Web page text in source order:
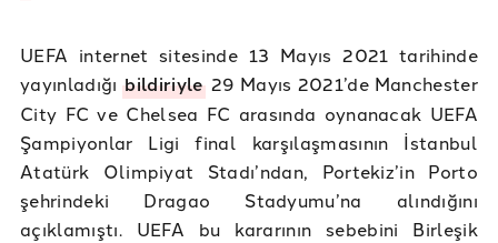
UEFA internet sitesinde 13 Mayıs 2021 tarihinde
yayınladığıbildiriyle29 Mayıs 2021’de Manchester
City FC ve Chelsea FC arasında oynanacak UEFA
Şampiyonlar Ligi final karşılaşmasının İstanbul
Atatürk Olimpiyat Stadı’ndan, Portekiz’in Porto
şehrindeki Dragao Stadyumu’na alındığını
açıklamıştı. UEFA bu kararının sebebini Birleşik